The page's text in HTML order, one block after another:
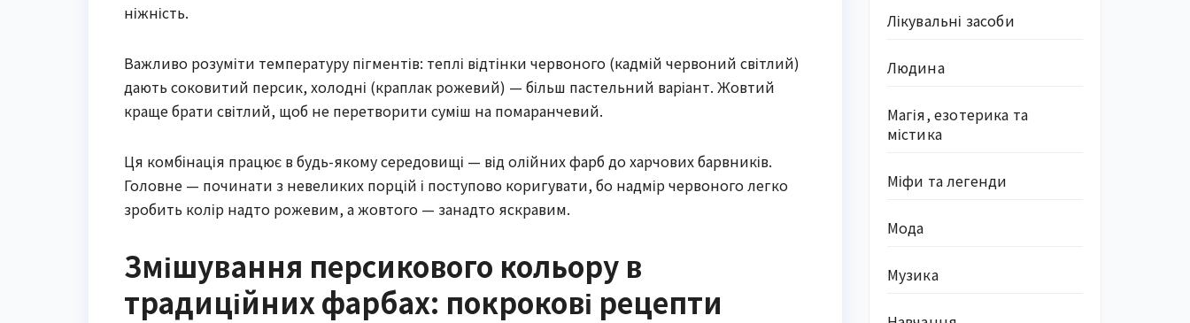
ніжність.
Важливо розуміти температуру пігментів: теплі відтінки червоного (кадмій червоний світлий)
дають соковитий персик, холодні (краплак рожевий) — більш пастельний варіант. Жовтий
краще брати світлий, щоб не перетворити суміш на помаранчевий.
Ця комбінація працює в будь-якому середовищі — від олійних фарб до харчових барвників.
Головне — починати з невеликих порцій і поступово коригувати, бо надмір червоного легко
зробить колір надто рожевим, а жовтого — занадто яскравим.
Змішування персикового кольору в
традиційних фарбах: покрокові рецепти
Лікувальні засоби
Людина
Магія, езотерика та
містика
Міфи та легенди
Мода
Музика